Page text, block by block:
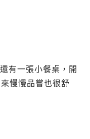
有一張小餐桌，開
慢慢品嘗也很舒